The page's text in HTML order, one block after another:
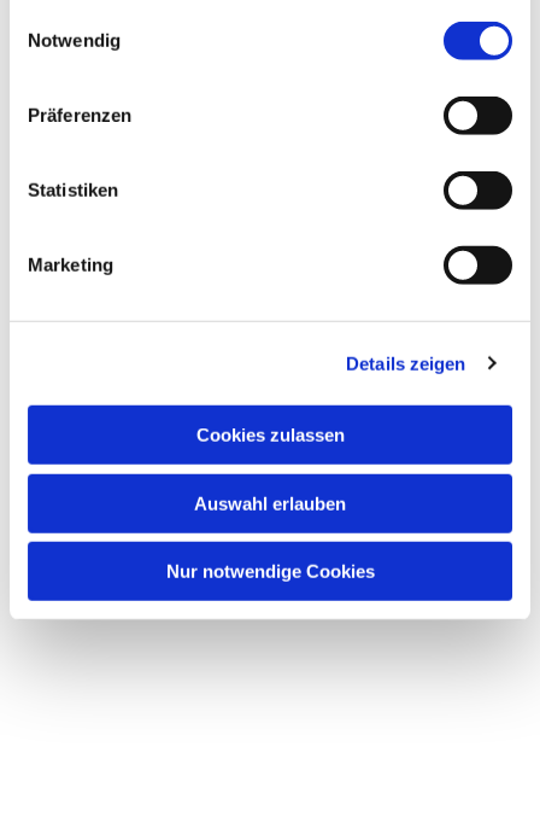
Notwendig
Präferenzen
Statistiken
Marketing
Details zeigen
Cookies zulassen
Auswahl erlauben
Nur notwendige Cookies